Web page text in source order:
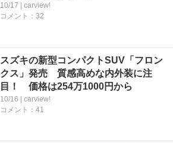
10/17 | carview!
コメント：32
スズキの新型コンパクトSUV「フロン
クス」発売 質感高めな内外装に注
目！ 価格は254万1000円から
10/16 | carview!
コメント：41